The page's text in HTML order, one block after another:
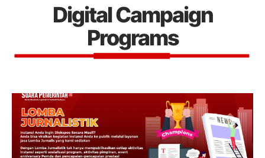
Digital Campaign
Programs